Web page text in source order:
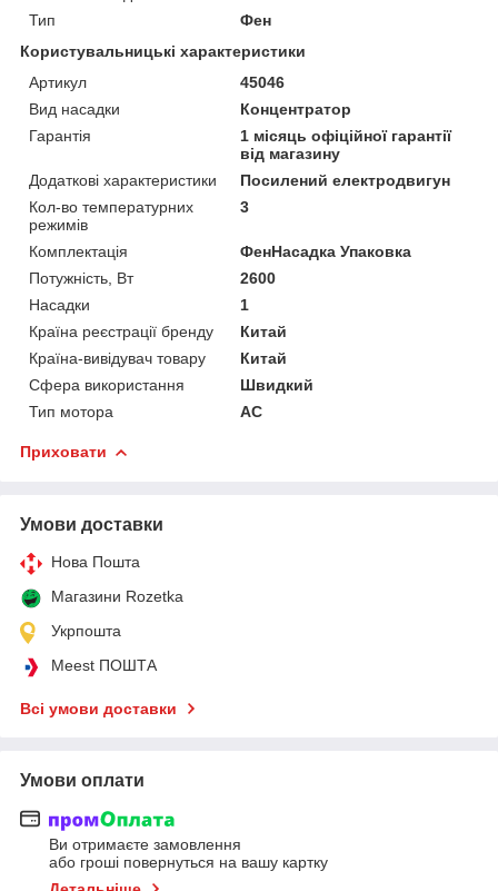
Тип
Фен
Користувальницькі характеристики
Артикул
45046
Вид насадки
Концентратор
Гарантія
1 місяць офіційної гарантії
від магазину
Додаткові характеристики
Посилений електродвигун
Кол-во температурних
режимів
3
Комплектація
ФенНасадка Упаковка
Потужність, Вт
2600
Насадки
1
Країна реєстрації бренду
Китай
Країна-вивідувач товару
Китай
Сфера використання
Швидкий
Тип мотора
AC
Приховати
Умови доставки
Нова Пошта
Магазини Rozetka
Укрпошта
Meest ПОШТА
Всі умови доставки
Умови оплати
Ви отримаєте замовлення
або гроші повернуться на вашу картку